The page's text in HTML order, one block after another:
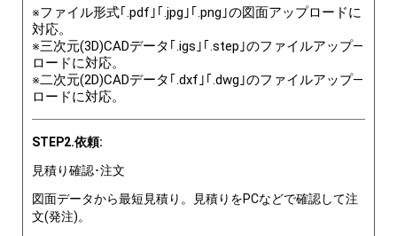
※ファイル形式｢.pdf｣｢.jpg｣｢.png｣の図面アップロードに
対応。
※三次元(3D)CADデータ｢.igs｣｢.step｣のファイルアップ―
ロードに対応。
※二次元(2D)CADデータ｢.dxf｣｢.dwg｣のファイルアップ―
ロードに対応。
STEP2.依頼:
見積り確認･注文
図面データから最短見積り。見積りをPCなどで確認して注
文(発注)。